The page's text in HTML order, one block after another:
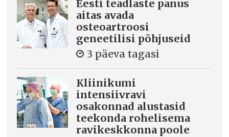
Eesti teadlaste panus
aitas avada
osteoartroosi
geneetilisi põhjuseid
3 päeva tagasi
Kliinikumi
intensiivravi
osakonnad alustasid
teekonda rohelisema
ravikeskkonna poole